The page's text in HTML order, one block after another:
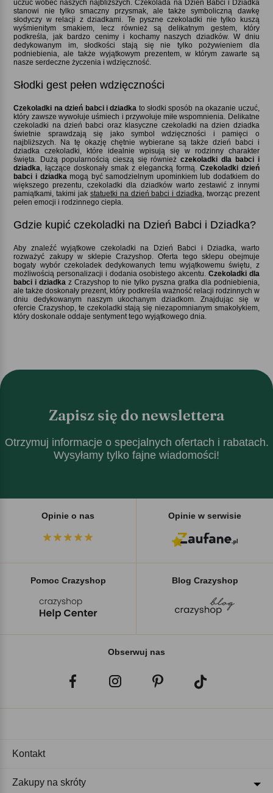
uczuć wobec naszych najbliższych. Czekolada na Dzień Babci i Dziadka
stanowi nie tylko smaczny przysmak, ale także symboliczną dawkę
słodyczy w relacji z dziadkami. Te pyszne czekoladki nie tylko kuszą
wyśmienitym smakiem, lecz również są delikatnym gestem, który
podkreśla, jak bardzo cenimy i kochamy naszych dziadków. W dniu
dedykowanym im, słodkości stają się nie tylko pożywieniem dla
podniebienia, ale także wyjątkowym prezentem, w którym zawarte są
nasze serdeczne życzenia i wdzięczność.
Słodki gest pełen wdzięczności
Czekoladki na dzień babci i dziadka to słodki sposób na okazanie uczuć,
który zawsze wywołuje uśmiech i przywołuje miłe wspomnienia. Delikatne
czekoladki na dzień babci oraz klasyczne czekoladki na dzien dziadka
świetnie sprawdzają się jako symbol wdzięczności i pamięci o
najbliższych. Na tę okazję chętnie wybierane są także dzień babci i
dziadka czekoladki, które idealnie wpisują się w rodzinny charakter
święta. Dużą popularnością cieszą się równieżczekoladki dla babci i
dziadka, łączące doskonały smak z elegancką formą. Czekoladki dzień
babci i dziadkamogą być samodzielnym upominkiem lub dodatkiem do
większego prezentu, czekoladki dla dziadków warto zestawić z innymi
pamiątkami, takimi jak statuetki na dzień babci i dziadka, tworząc prezent
pełen emocji i rodzinnego ciepła.
Gdzie kupić czekoladki na Dzień Babci i Dziadka
Aby znaleźć wyjątkowe czekoladki na Dzień Babci i Dziadka, warto
rozważyć zakupy w sklepie Crazyshop. Oferta tego sklepu obejmuje
bogaty wybór czekoladek dedykowanych temu wyjątkowemu świętu, z
możliwością personalizacji i dodania osobistego akcentu. Czekoladki dla
babci i dziadka z Crazyshop to nie tylko pyszna gratka dla podniebienia,
ale także doskonały prezent, który podkreśla ważność relacji rodzinnych w
dniu dedykowanym naszym ukochanym dziadkom. Znajdując się w
ofercie Crazyshop, te czekoladki stają się niezapomnianym smakołykiem,
który doskonale oddaje sentyment tego wyjątkowego dnia.
Zapisz się do newslettera
Otrzymuj informacje o specjalnych ofertach i rabatach.
Wysyłamy tylko fajne wiadomości!
Opinie o nas Opinie w serwisie
Pomoc Crazyshop Blog Crazyshop
Obserwuj nas
Kontakt
Zakupy na skróty